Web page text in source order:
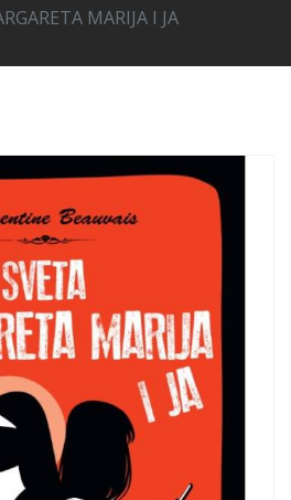
MARIJA I JA